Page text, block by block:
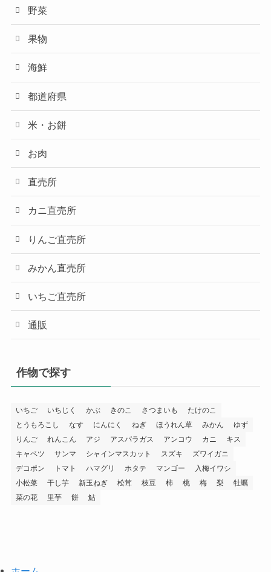
野菜
果物
海鮮
都道府県
米・お餅
お肉
直売所
カニ直売所
りんご直売所
みかん直売所
いちご直売所
通販
作物で探す
いちご いちじく かぶ きのこ さつまいも
たけのこ
とうもろこし
なす にんにく ねぎ ほうれん草 みかん
ゆず
りんご
れんこん アジ アスパラガス アンコウ カニ
キス
キャベツ
サンマ シャインマスカット スズキ
ズワイガニ
デコポン
トマト ハマグリ ホタテ マンゴー
入梅イワシ
小松菜
干し芋 新玉ねぎ 松茸 枝豆 柿 桃 梅 梨
牡蠣
菜の花
里芋 餅 鮎